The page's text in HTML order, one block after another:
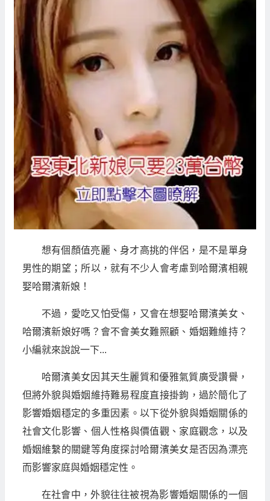
想有個顏值亮麗、身才高挑的伴侶，是不是單身
男性的期望；所以，就有不少人會考慮到哈爾濱相親
娶哈爾濱新娘！
不過，愛吃又怕受傷，又會在想娶哈爾濱美女、
哈爾濱新娘好嗎？會不會美女難照顧、婚姻難維持？
小編就來說說一下...
哈爾濱美女因其天生麗質和優雅氣質廣受讚譽，
但將外貌與婚姻維持難易程度直接掛鉤，過於簡化了
影響婚姻穩定的多重因素。以下從外貌與婚姻關係的
社會文化影響、個人性格與價值觀、家庭觀念，以及
婚姻維繫的關鍵等角度探討哈爾濱美女是否因為漂亮
而影響家庭與婚姻穩定性。
在社會中，外貌往往被視為影響婚姻關係的一個